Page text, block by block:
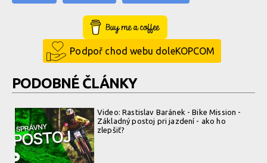
Buy Me a Coffee
Podpoř chod webu doleKOPCOM
PODOBNÉ ČLÁNKY
Video: Rastislav Baránek - Bike Mission -
Základný postoj pri jazdení - ako ho
zlepšiť?